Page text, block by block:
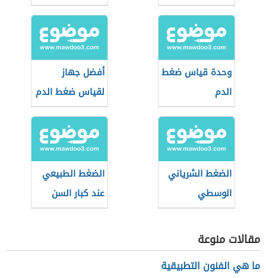
وحدة قياس ضغط
الدم
أفضل جهاز
لقياس ضغط الدم
الضغط الشرياني
الوسطي
الضغط الطبيعي
عند كبار السن
مقالات منوعة
ما هي الفنون التطبيقية